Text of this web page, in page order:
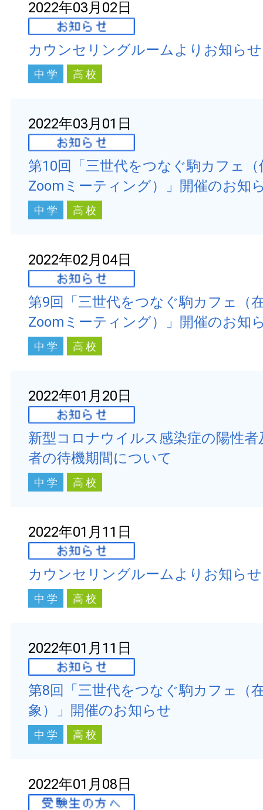
2022年03月02日
カウンセリングルームよりお知らせ
中 学 高 校
2022年03月01日
第10回「三世代をつなぐ駒カフェ（
Zoomミーティング）」開催のお知
中 学 高 校
2022年02月04日
第9回「三世代をつなぐ駒カフェ（
Zoomミーティング）」開催のお知
中 学 高 校
2022年01月20日
新型コロナウイルス感染症の陽性者
者の待機期間について
中 学 高 校
2022年01月11日
カウンセリングルームよりお知らせ
中 学 高 校
2022年01月11日
第8回「三世代をつなぐ駒カフェ（
象）」開催のお知らせ
中 学 高 校
2022年01月08日